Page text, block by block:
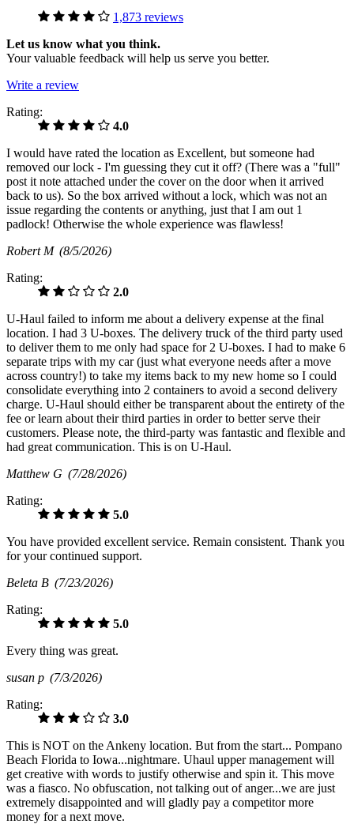
1,873 reviews
Let us know what you think.
Your valuable feedback will help us serve you better.
Write a review
Rating:
4.0
I would have rated the location as Excellent, but someone had
removed our lock - I'm guessing they cut it off? (There was a "full"
post it note attached under the cover on the door when it arrived
back to us). So the box arrived without a lock, which was not an
issue regarding the contents or anything, just that I am out 1
padlock! Otherwise the whole experience was flawless!
Robert M (8/5/2026)
Rating:
2.0
U-Haul failed to inform me about a delivery expense at the final
location. I had 3 U-boxes. The delivery truck of the third party used
to deliver them to me only had space for 2 U-boxes. I had to make 6
separate trips with my car (just what everyone needs after a move
across country!) to take my items back to my new home so I could
consolidate everything into 2 containers to avoid a second delivery
charge. U-Haul should either be transparent about the entirety of the
fee or learn about their third parties in order to better serve their
customers. Please note, the third-party was fantastic and flexible and
had great communication. This is on U-Haul.
Matthew G (7/28/2026)
Rating:
5.0
You have provided excellent service. Remain consistent. Thank you
for your continued support.
Beleta B (7/23/2026)
Rating:
5.0
Every thing was great.
susan p (7/3/2026)
Rating:
3.0
This is NOT on the Ankeny location. But from the start... Pompano
Beach Florida to Iowa...nightmare. Uhaul upper management will
get creative with words to justify otherwise and spin it. This move
was a fiasco. No obfuscation, not talking out of anger...we are just
extremely disappointed and will gladly pay a competitor more
money for a next move.